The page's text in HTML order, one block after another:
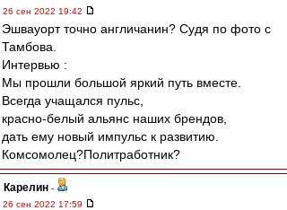
26 сен 2022 19:42
Эшвауорт точно англичанин? Судя по фото с
Тамбова.
Интервью :
Мы прошли большой яркий путь вместе.
Всегда учащался пульс,
красно-белый альянс наших брендов,
дать ему новый импульс к развитию.
Комсомолец?Политработник?
Карелин -
26 сен 2022 17:59